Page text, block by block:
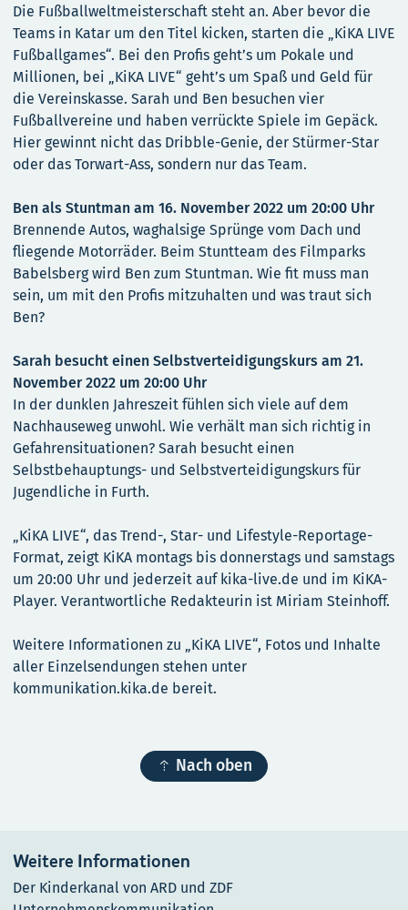
Die Fußballweltmeisterschaft steht an. Aber bevor die
Teams in Katar um den Titel kicken, starten die „KiKA LIVE
Fußballgames“. Bei den Profis geht’s um Pokale und
Millionen, bei „KiKA LIVE“ geht’s um Spaß und Geld für
die Vereinskasse. Sarah und Ben besuchen vier
Fußballvereine und haben verrückte Spiele im Gepäck.
Hier gewinnt nicht das Dribble-Genie, der Stürmer-Star
oder das Torwart-Ass, sondern nur das Team.
Ben als Stuntman am 16. November 2022 um 20:00 Uhr
Brennende Autos, waghalsige Sprünge vom Dach und
fliegende Motorräder. Beim Stuntteam des Filmparks
Babelsberg wird Ben zum Stuntman. Wie fit muss man
sein, um mit den Profis mitzuhalten und was traut sich
Ben?
Sarah besucht einen Selbstverteidigungskurs am 21.
November 2022 um 20:00 Uhr
In der dunklen Jahreszeit fühlen sich viele auf dem
Nachhauseweg unwohl. Wie verhält man sich richtig in
Gefahrensituationen? Sarah besucht einen
Selbstbehauptungs- und Selbstverteidigungskurs für
Jugendliche in Furth.
„KiKA LIVE“, das Trend-, Star- und Lifestyle-Reportage-
Format, zeigt KiKA montags bis donnerstags und samstags
um 20:00 Uhr und jederzeit auf kika-live.de und im KiKA-
Player. Verantwortliche Redakteurin ist Miriam Steinhoff.
Weitere Informationen zu „KiKA LIVE“, Fotos und Inhalte
aller Einzelsendungen stehen unter
kommunikation.kika.de bereit.
 Nach oben
Weitere Informationen
Der Kinderkanal von ARD und ZDF